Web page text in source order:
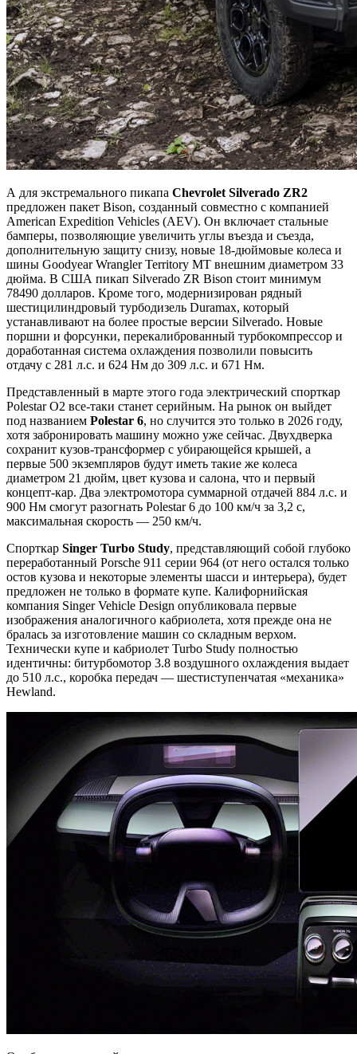
А для экстремального пикапа Chevrolet Silverado ZR2
предложен пакет Bison, созданный совместно с компанией
American Expedition Vehicles (AEV). Он включает стальные
бамперы, позволяющие увеличить углы въезда и съезда,
дополнительную защиту снизу, новые 18-дюймовые колеса и
шины Goodyear Wrangler Territory MT внешним диаметром 33
дюйма. В США пикап Silverado ZR Bison стоит минимум
78490 долларов. Кроме того, модернизирован рядный
шестицилиндровый турбодизель Duramax, который
устанавливают на более простые версии Silverado. Новые
поршни и форсунки, перекалиброванный турбокомпрессор и
доработанная система охлаждения позволили повысить
отдачу с 281 л.с. и 624 Нм до 309 л.с. и 671 Нм.
Представленный в марте этого года электрический спорткар
Polestar O2 все-таки станет серийным. На рынок он выйдет
под названием Polestar 6, но случится это только в 2026 году,
хотя забронировать машину можно уже сейчас. Двухдверка
сохранит кузов-трансформер с убирающейся крышей, а
первые 500 экземпляров будут иметь такие же колеса
диаметром 21 дюйм, цвет кузова и салона, что и первый
концепт-кар. Два электромотора суммарной отдачей 884 л.с. и
900 Нм смогут разогнать Polestar 6 до 100 км/ч за 3,2 с,
максимальная скорость — 250 км/ч.
Спорткар Singer Turbo Study, представляющий собой глубоко
переработанный Porsche 911 серии 964 (от него остался только
остов кузова и некоторые элементы шасси и интерьера), будет
предложен не только в формате купе. Калифорнийская
компания Singer Vehicle Design опубликовала первые
изображения аналогичного кабриолета, хотя прежде она не
бралась за изготовление машин со складным верхом.
Технически купе и кабриолет Turbo Study полностью
идентичны: битурбомотор 3.8 воздушного охлаждения выдает
до 510 л.с., коробка передач — шестиступенчатая «механика»
Hewland.